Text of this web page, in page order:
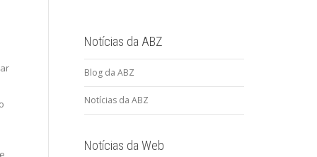
Notícias da ABZ
Blog da ABZ
Notícias da ABZ
Notícias da Web